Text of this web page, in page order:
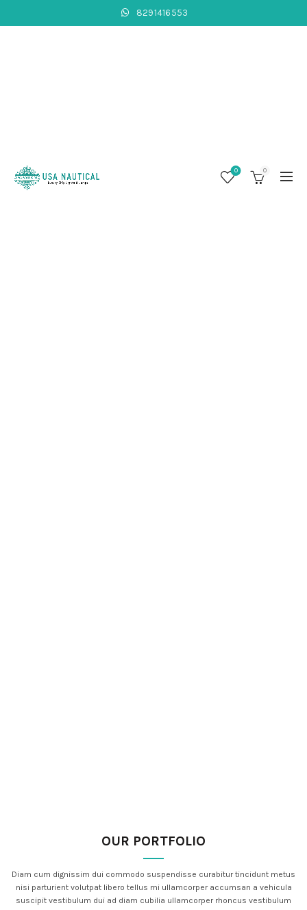
8291416553
0 0
OUR PORTFOLIO
Diam cum dignissim dui commodo suspendisse curabitur tincidunt metus
nisi parturient volutpat libero tellus mi ullamcorper accumsan a vehicula
suscipit vestibulum dui ad diam cubilia ullamcorper rhoncus vestibulum